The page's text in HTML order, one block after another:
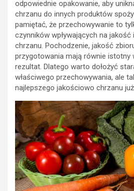
odpowiednie opakowanie, aby
chrzanu do innych produktów
pamiętać, że przechowywanie to
czynników wpływających na jakość
chrzanu. Pochodzenie, jakość
przygotowania mają równie istotny
rezultat. Dlatego warto dołożyć
właściwego przechowywania, ale
najlepszego jakościowo chrzanu